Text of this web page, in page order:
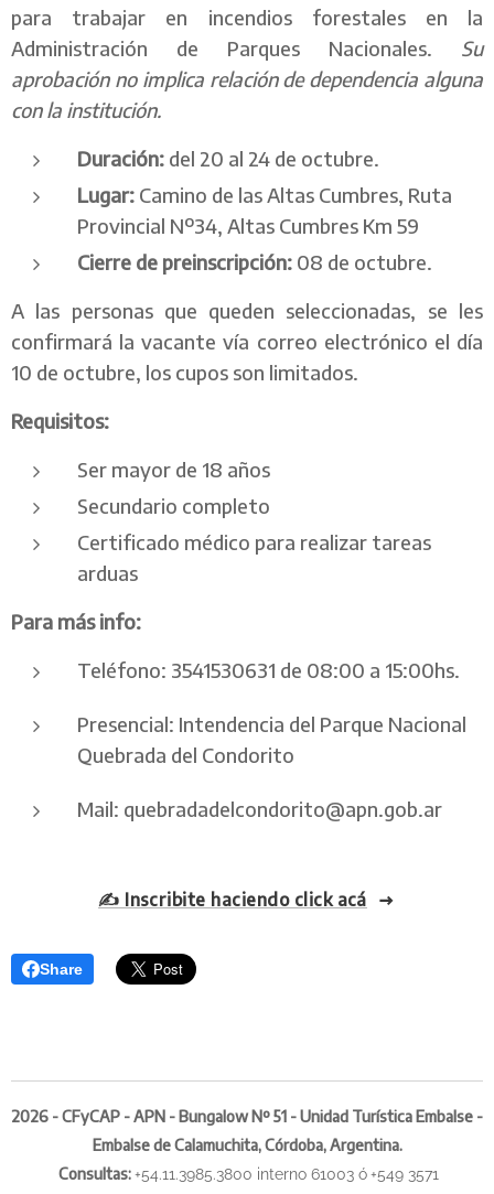
para trabajar en incendios forestales en la
Administración de Parques Nacionales. Su
aprobación no implica relación de dependencia alguna
con la institución.
Duración: del 20 al 24 de octubre.
Lugar: Camino de las Altas Cumbres, Ruta
Provincial Nº34, Altas Cumbres Km 59
Cierre de preinscripción: 08 de octubre.
A las personas que queden seleccionadas, se les
confirmará la vacante vía correo electrónico el día
10 de octubre, los cupos son limitados.
Requisitos:
Ser mayor de 18 años
Secundario completo
Certificado médico para realizar tareas
arduas
Para más info:
Teléfono: 3541530631 de 08:00 a 15:00hs.
Presencial: Intendencia del Parque Nacional
Quebrada del Condorito
Mail: quebradadelcondorito@apn.gob.ar
✍️ Inscribite haciendo click acá
Share
2026 - CFyCAP - APN - Bungalow Nº 51 - Unidad Turística Embalse -
Embalse de Calamuchita, Córdoba, Argentina.
Consultas:+54.11.3985.3800 interno 61003 ó+549 3571